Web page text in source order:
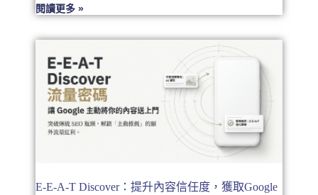
閱讀更多 »
E-E-A-T Discover：提升內容信任度，獲取Google